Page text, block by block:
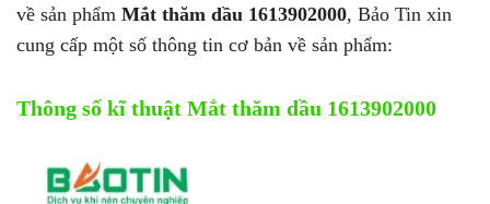
về sản phẩm Mắt thăm dầu 1613902000, Bảo Tin xin
cung cấp một số thông tin cơ bản về sản phẩm:
Thông số kĩ thuật Mắt thăm dầu 1613902000